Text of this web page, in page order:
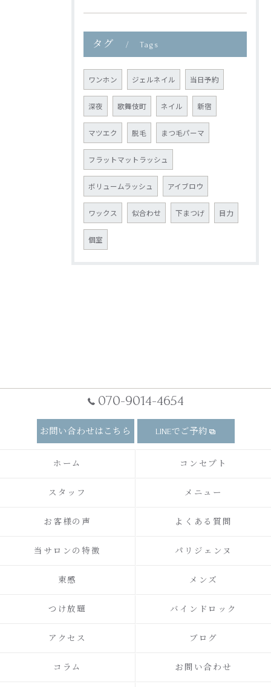
タグ Tags
ワンホン ジェルネイル 当日予約
深夜 歌舞伎町 ネイル 新宿
マツエク 脱毛 まつ毛パーマ
フラットマットラッシュ
ボリュームラッシュ アイブロウ
ワックス 似合わせ 下まつげ 目力
個室
070-9014-4654
お問い合わせはこちら LINEでご予約
ホーム コンセプト
スタッフ メニュー
お客様の声 よくある質問
当サロンの特徴 パリジェンヌ
束感 メンズ
つけ放題 バインドロック
アクセス ブログ
コラム お問い合わせ